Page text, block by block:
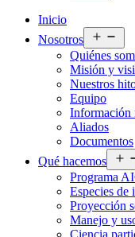
Inicio
Nosotros
el
Quiénes
Misión y
Nuestros
Equipo
Información
Aliados
Documentos
Qué hacemos
Programa
Especies de
Proyección
Manejo y
Ciencia